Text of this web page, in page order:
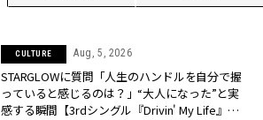
CULTURE Aug, 5, 2026
STARGLOWに質問「人生のハンドルを自分で握
っていると感じるのは？」“大️人になった”と実
感する瞬間【3rdシングル『Drivin' My Life』発